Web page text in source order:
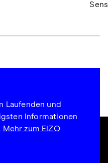
Laufenden und
Informationen
Mehr zum EIZO